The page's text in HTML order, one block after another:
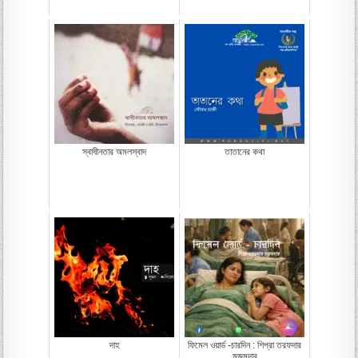
স্বাধীনতার অমলস্বাদ তাতানের কথা
দাহ
ফিমেল ওয়ার্ড -চারদিন : শিপ্রা তরফদার